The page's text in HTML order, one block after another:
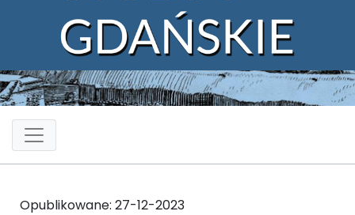
Opublikowane: 27-12-2023